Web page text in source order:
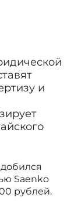
и
Saenko
рублей.